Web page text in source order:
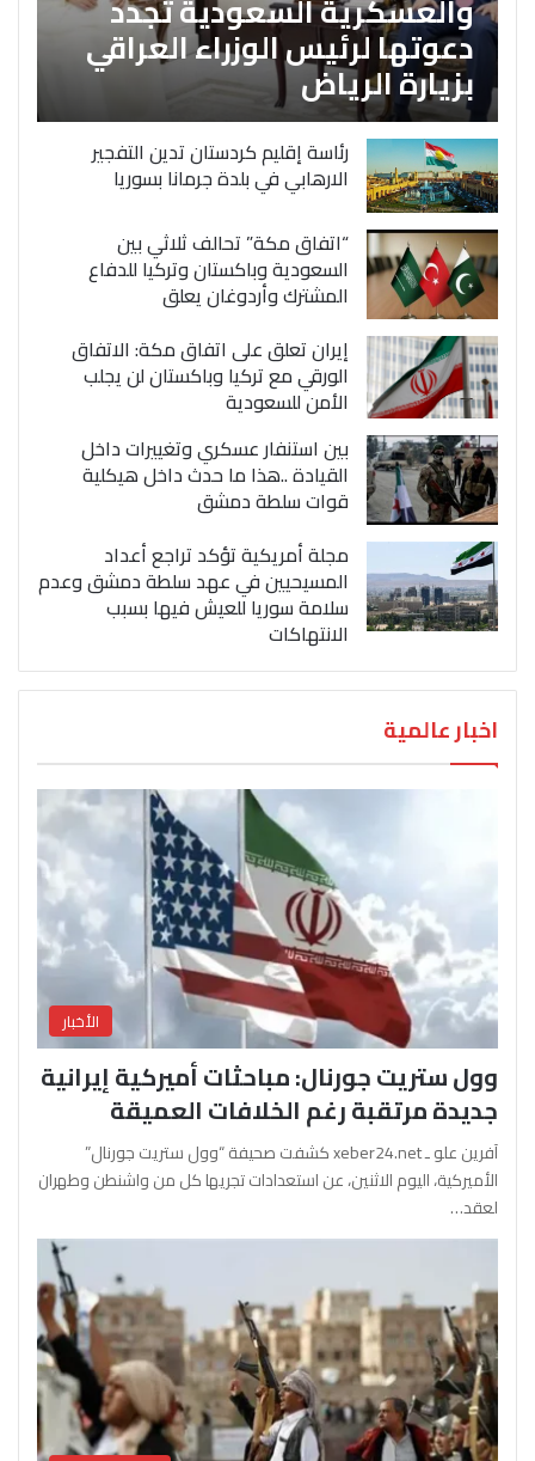
دعوتها لرئيس الوزراء العراقي
بزيارة الرياض
رئاسة إقليم كردستان تدين التفجير
الارهابي في بلدة جرمانا بسوريا
“اتفاق مكة” تحالف ثلاثي بين
السعودية وباكستان وتركيا للدفاع
المشترك وأردوغان يعلق
إيران تعلق على اتفاق مكة: الاتفاق
الورقي مع تركيا وباكستان لن يجلب
الأمن للسعودية
بين استنفار عسكري وتغييرات داخل
القيادة ..هذا ما حدث داخل هيكلية
قوات سلطة دمشق
مجلة أمريكية تؤكد تراجع أعداد
المسيحيين في عهد سلطة دمشق وعدم
سلامة سوريا للعيش فيها بسبب
الانتهاكات
اخبار عالمية
الأخبار
وول ستريت جورنال: مباحثات أميركية إيرانية
جديدة مرتقبة رغم الخلافات العميقة
آفرين علو ـ xeber24.net كشفت صحيفة “وول ستريت جورنال”
الأميركية، اليوم الاثنين، عن استعدادات تجريها كل من واشنطن وطهران
لعقد…